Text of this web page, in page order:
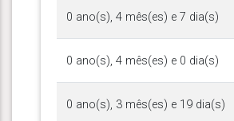
0 ano(s), 4 mês(es) e 7 dia(s)
0 ano(s), 4 mês(es) e 0 dia(s)
0 ano(s), 3 mês(es) e 19 dia(s)